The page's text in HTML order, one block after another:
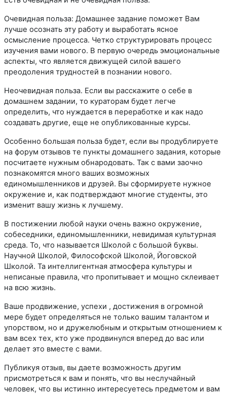
Очевидная польза: Домашнее задание поможет Вам
лучше осознать эту работу и выработать ясное
осмысление процесса. Четко структурировать процесс
изучения вами нового. В первую очередь эмоциональные
аспекты, что является движущей силой вашего
преодоления трудностей в познании нового.
Неочевидная польза. Если вы расскажите о себе в
домашнем задании, то кураторам будет легче
определить, что нуждается в переработке и как надо
создавать другие, еще не опубликованные курсы.
Особенно большая польза будет, если вы продублируете
на форум отзывов те пункты домашнего задания, которые
посчитаете нужным обнародовать. Так с вами заочно
познакомятся много ваших возможных
единомышленников и друзей. Вы сформируете нужное
окружение и, как подтверждают многие студенты, это
изменит вашу жизнь к лучшему.
В постижении любой науки очень важно окружение,
собеседники, единомышленники, невидимая культурная
среда. То, что называется Школой с большой буквы.
Научной Школой, Философской Школой, Йоговской
Школой. Та интеллигентная атмосфера культуры и
неписаные правила, что пропитывает и мощно склеивает
на всю жизнь.
Ваше продвижение, успехи , достижения в огромной
мере будет определяться не только вашим талантом и
упорством, но и дружелюбным и открытым отношением к
вам всех тех, кто уже продвинулся вперед до вас или
делает это вместе с вами.
Публикуя отзыв, вы даете возможность другим
присмотреться к вам и понять, что вы неслучайный
человек, что вы истинно интересуетесь предметом и вам